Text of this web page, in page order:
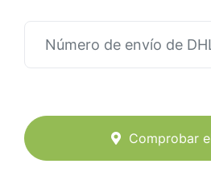
Comprobar